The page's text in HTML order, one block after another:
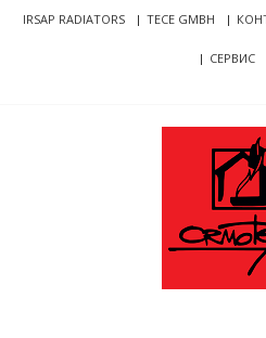
Skip
SkipIRSAP RADIATORS TECE GMBH
СЕРВИС